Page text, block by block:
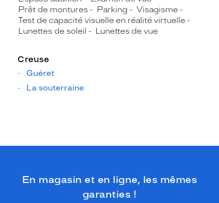
Prêt de montures
Parking
Visagisme
Test de capacité visuelle en réalité virtuelle
Lunettes de soleil
Lunettes de vue
Creuse
Guéret
La souterraine
En magasin et en ligne, les mêmes
garanties !